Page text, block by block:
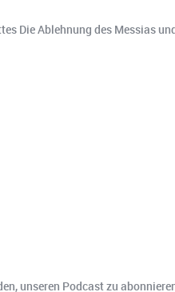
Die Ablehnung des Messias
unseren Podcast zu